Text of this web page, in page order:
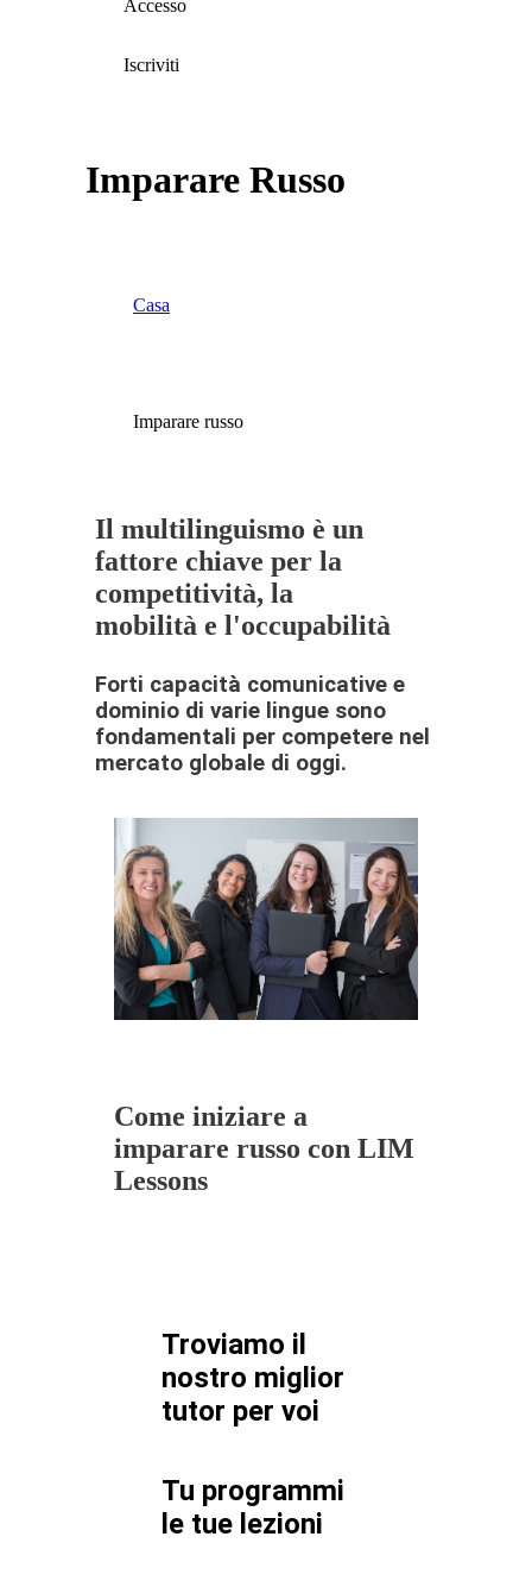
Accesso
Iscriviti
Imparare Russo
Casa
Imparare russo
Il multilinguismo è un
fattore chiave per la
competitività, la
mobilità e l'occupabilità
Forti capacità comunicative e
dominio di varie lingue sono
fondamentali per competere nel
mercato globale di oggi.
Come iniziare a
imparare russo con LIM
Lessons
Troviamo il
nostro miglior
tutor per voi
Tu programmi
le tue lezioni